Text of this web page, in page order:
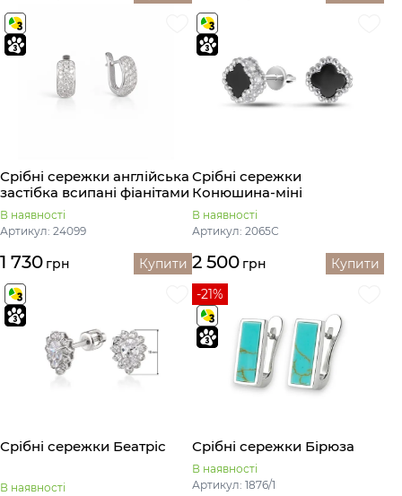
Срібні сережки англійська
застібка всипані фіанітами
В наявності
Артикул: 24099
1 730 грн Купити
Срібні сережки
Конюшина-міні
В наявності
Артикул: 2065С
2 500 грн Купити
Срібні сережки Беатріс
В наявності
-21%
Срібні сережки Бірюза
В наявності
Артикул: 1876/1